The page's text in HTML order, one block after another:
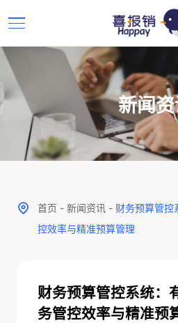
新闻
首页 - 新闻资讯 - 财务预算管控
控效率与精准预算管理
财务预算管控系统：
务管控效率与精准预